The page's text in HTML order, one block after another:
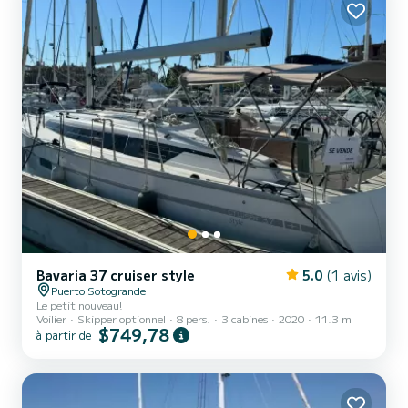
Bavaria 37 cruiser style 5.0 (1 avis)
Puerto Sotogrande
Le petit nouveau!
Voilier
Skipper optionnel 8 pers. 3 cabines 2020 11.3 m
à partir de $749,78